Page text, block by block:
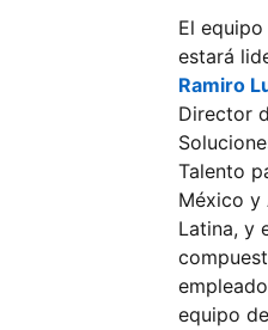
El
estará
Ramiro
Director
Talento
México y
Latina, y
equipo